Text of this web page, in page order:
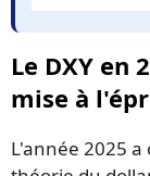
Le DXY en
mise à
L'année 2025